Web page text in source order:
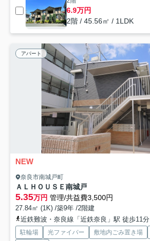
6.9万円
2階 / 45.56㎡ / 1LDK
アパート
NEW
奈良市南城戸町
ＡＬＨＯＵＳＥ南城戸
5.35万円 管理/共益費3,500円
27.84㎡ (1K) /築9年 /2階建
近鉄難波・奈良線「近鉄奈良」駅 徒歩11分
駐輪場 光ファイバー 敷地内ごみ置き場